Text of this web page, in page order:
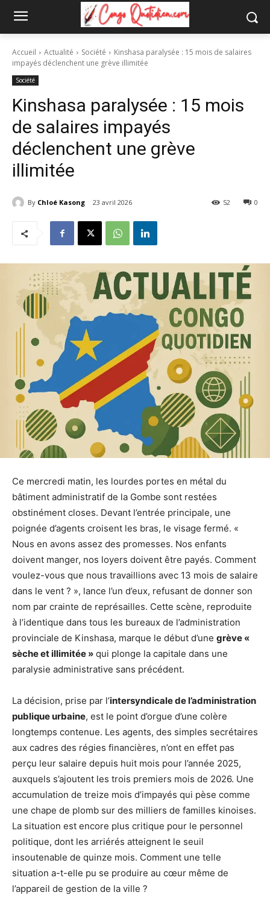
Accueil Actualité Société
Kinshasa paralysée : 15 mois de salaires
impayés déclenchent une grève illimitée
Société
Kinshasa paralysée : 15 mois
de salaires impayés
déclenchent une grève
illimitée
By Chloé Kasong 23 avril 2026 0
52
Ce mercredi matin, les lourdes portes en métal du
bâtiment administratif de la Gombe sont restées
obstinément closes. Devant l’entrée principale, une
poignée d’agents croisent les bras, le visage fermé. «
Nous en avons assez des promesses. Nos enfants
doivent manger, nos loyers doivent être payés. Comment
voulez-vous que nous travaillions avec 13 mois de salaire
dans le vent ? », lance l’un d’eux, refusant de donner son
nom par crainte de représailles. Cette scène, reproduite
à l’identique dans tous les bureaux de l’administration
provinciale de Kinshasa, marque le début d’une grève «
sèche et illimitée » qui plonge la capitale dans une
paralysie administrative sans précédent.
La décision, prise par l’intersyndicale de l’administration
publique urbaine, est le point d’orgue d’une colère
longtemps contenue. Les agents, des simples secrétaires
aux cadres des régies financières, n’ont en effet pas
perçu leur salaire depuis huit mois pour l’année 2025,
auxquels s’ajoutent les trois premiers mois de 2026. Une
accumulation de treize mois d’impayés qui pèse comme
une chape de plomb sur des milliers de familles kinoises.
La situation est encore plus critique pour le personnel
politique, dont les arriérés atteignent le seuil
insoutenable de quinze mois. Comment une telle
situation a-t-elle pu se produire au cœur même de
l’appareil de gestion de la ville ?